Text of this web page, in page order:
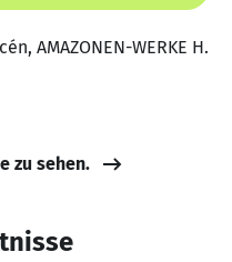
AMAZONEN-WERKE H.
zu sehen.